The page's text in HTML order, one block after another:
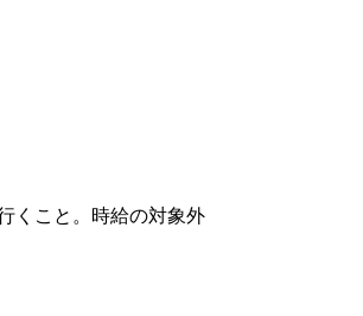
くこと。時給の対象外